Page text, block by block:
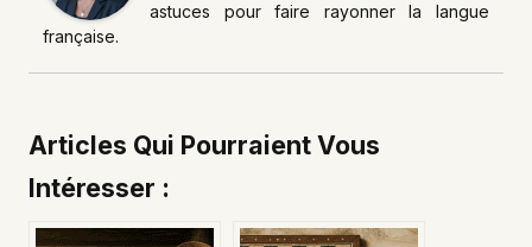
astuces pour faire rayonner la langue
française.
Articles Qui Pourraient Vous
Intéresser :